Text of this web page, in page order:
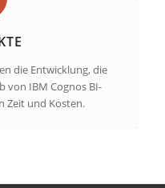
die Entwicklung, die
von IBM Cognos BI-
Zeit und Kosten.